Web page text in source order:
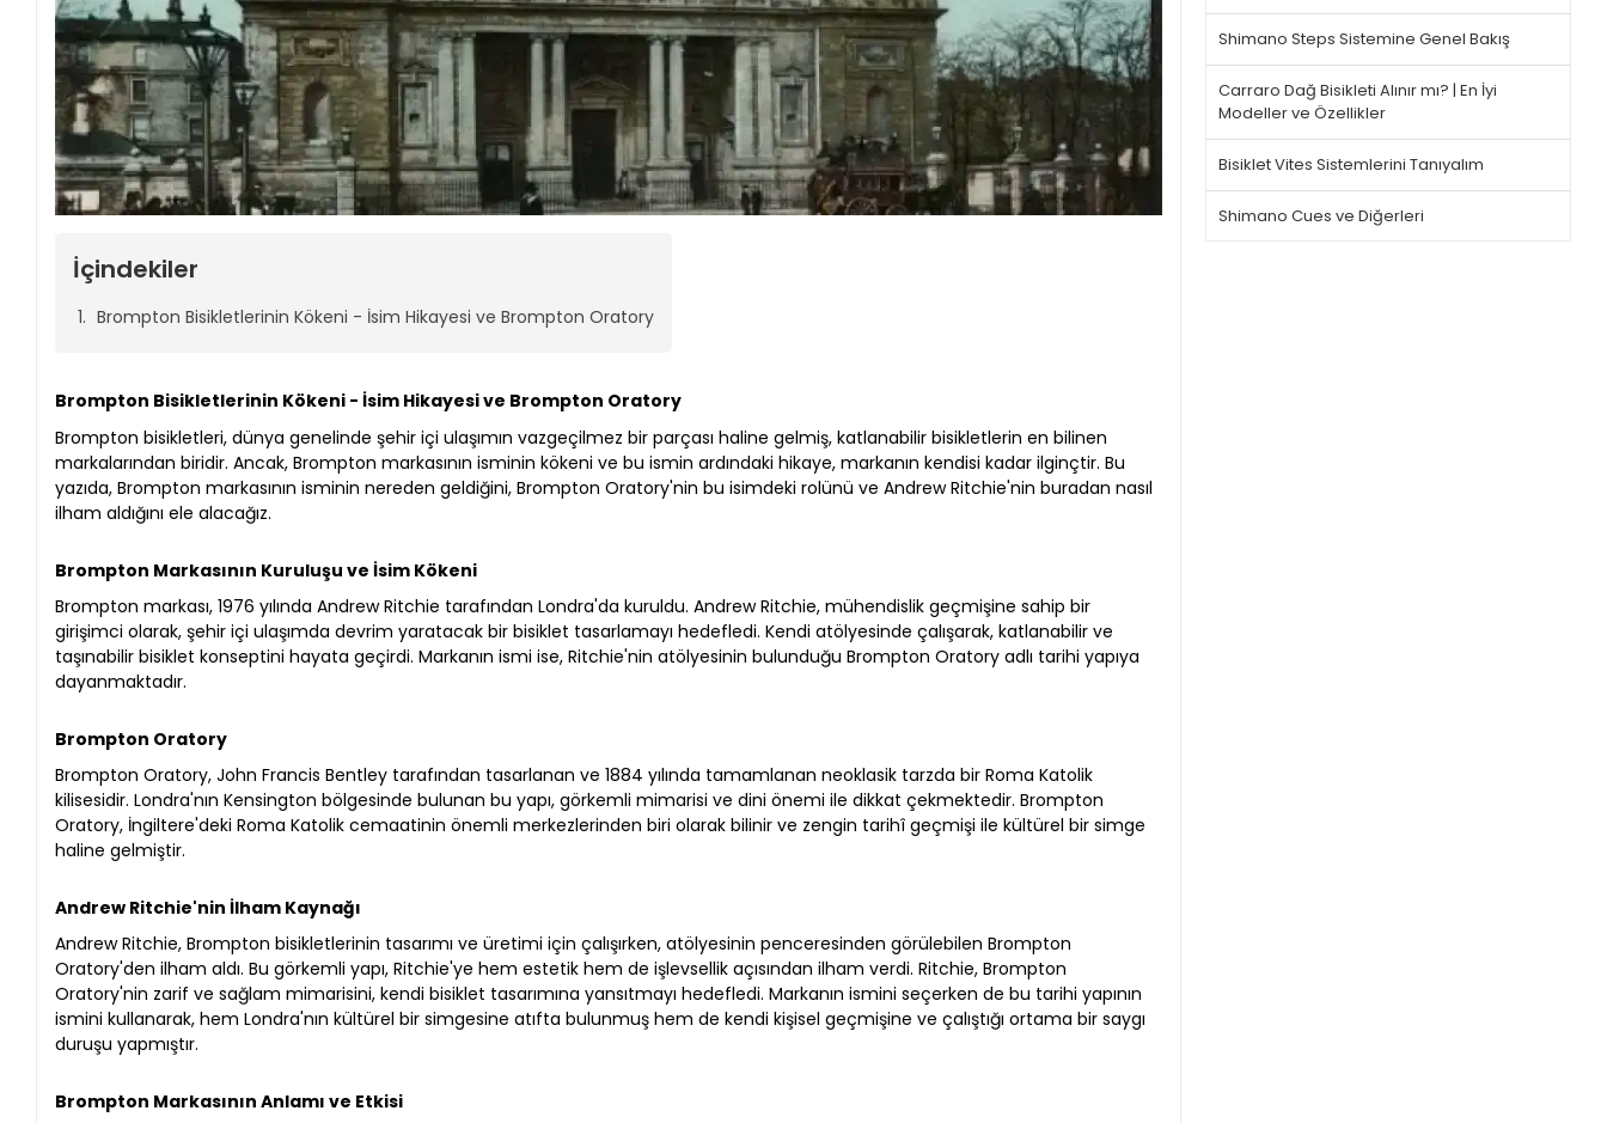
İçindekiler
Brompton Bisikletlerinin Kökeni - İsim Hikayesi ve Brompton Oratory
Brompton Bisikletlerinin Kökeni - İsim Hikayesi ve Brompton Oratory
Brompton bisikletleri, dünya genelinde şehir içi ulaşımın vazgeçilmez bir parçası haline gelmiş, katlanabilir bisikletlerin en bilinen
markalarından biridir. Ancak, Brompton markasının isminin kökeni ve bu ismin ardındaki hikaye, markanın kendisi kadar ilginçtir. Bu
yazıda, Brompton markasının isminin nereden geldiğini, Brompton Oratory'nin bu isimdeki rolünü ve Andrew Ritchie'nin buradan nasıl
ilham aldığını ele alacağız.
Brompton Markasının Kuruluşu ve İsim Kökeni
Brompton markası, 1976 yılında Andrew Ritchie tarafından Londra'da kuruldu. Andrew Ritchie, mühendislik geçmişine sahip bir
girişimci olarak, şehir içi ulaşımda devrim yaratacak bir bisiklet tasarlamayı hedefledi. Kendi atölyesinde çalışarak, katlanabilir ve
taşınabilir bisiklet konseptini hayata geçirdi. Markanın ismi ise, Ritchie'nin atölyesinin bulunduğu Brompton Oratory adlı tarihi yapıya
dayanmaktadır.
Brompton Oratory
Brompton Oratory, John Francis Bentley tarafından tasarlanan ve 1884 yılında tamamlanan neoklasik tarzda bir Roma Katolik
kilisesidir. Londra'nın Kensington bölgesinde bulunan bu yapı, görkemli mimarisi ve dini önemi ile dikkat çekmektedir. Brompton
Oratory, İngiltere'deki Roma Katolik cemaatinin önemli merkezlerinden biri olarak bilinir ve zengin tarihî geçmişi ile kültürel bir simge
haline gelmiştir.
Andrew Ritchie'nin İlham Kaynağı
Andrew Ritchie, Brompton bisikletlerinin tasarımı ve üretimi için çalışırken, atölyesinin penceresinden görülebilen Brompton
Oratory'den ilham aldı. Bu görkemli yapı, Ritchie'ye hem estetik hem de işlevsellik açısından ilham verdi. Ritchie, Brompton
Oratory'nin zarif ve sağlam mimarisini, kendi bisiklet tasarımına yansıtmayı hedefledi. Markanın ismini seçerken de bu tarihi yapının
ismini kullanarak, hem Londra'nın kültürel bir simgesine atıfta bulunmuş hem de kendi kişisel geçmişine ve çalıştığı ortama bir saygı
duruşu yapmıştır.
Brompton Markasının Anlamı ve Etkisi
Shimano Steps Sistemine Genel Bakış
Carraro Dağ Bisikleti Alınır mı? | En İyi
Modeller ve Özellikler
Bisiklet Vites Sistemlerini Tanıyalım
Shimano Cues ve Diğerleri